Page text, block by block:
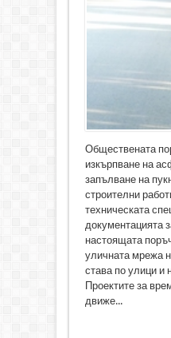
Обществената
изкърпване на
запълване на
строителни
техническата
документацията
настоящата
уличната мрежа
става по улици и
Проектите за
движе...